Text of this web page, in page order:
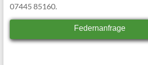
07445 85160.
Federnanfrage